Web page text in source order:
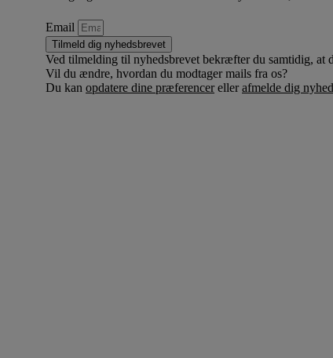
Email
Tilmeld dig nyhedsbrevet
Ved tilmelding til nyhedsbrevet bekræfter du samtidig, at
Vil du ændre, hvordan du modtager mails fra os?
Du kan opdatere dine præferencer eller afmelde dig